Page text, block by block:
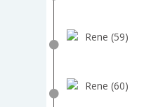
Rene (59)
Rene (60)